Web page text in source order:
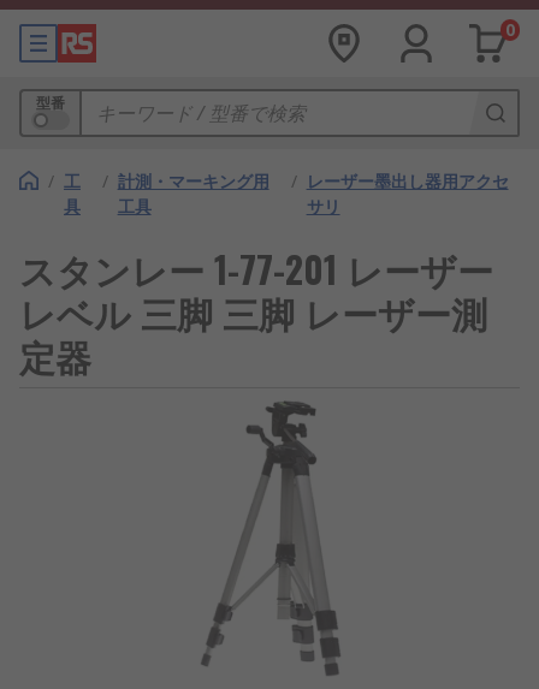
0
型番
/ 工
具
/ 計測・マーキング用
工具
/ レーザー墨出し器用アクセ
サリ
スタンレー 1-77-201 レーザー
レベル 三脚 三脚 レーザー測
定器